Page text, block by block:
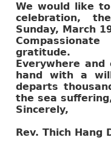
We would like
celebration,
Sunday, March
gratitude.
Everywhere
hand with a
departs
the sea
Sincerely,
Rev. Thich Hang